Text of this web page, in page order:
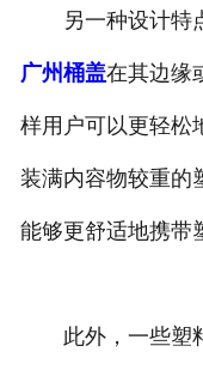
另一种设计特点
广州桶盖在其边缘
样用户可以更轻松
装满内容物较重的
能够更舒适地携带
此外，一些塑料